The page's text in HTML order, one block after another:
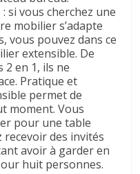
si vous cherchez une
mobilier s’adapte
vous pouvez dans ce
extensible. De
2 en 1, ils ne
Pratique et
permet de
moment. Vous
pour une table
recevoir des invités
avoir à garder en
huit personnes.